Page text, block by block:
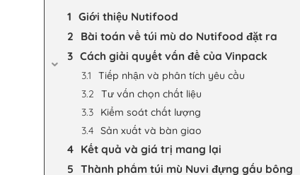
Giới thiệu Nutifood
Bài toán về túi mù do Nutifood đặt ra
Cách giải quyết vấn đề của Vinpack
Tiếp nhận và phân tích yêu cầu
Tư vấn chọn chất liệu
Kiểm soát chất lượng
Sản xuất và bàn giao
Kết quả và giá trị mang lại
Thành phẩm túi mù Nuvi đựng gấu bông